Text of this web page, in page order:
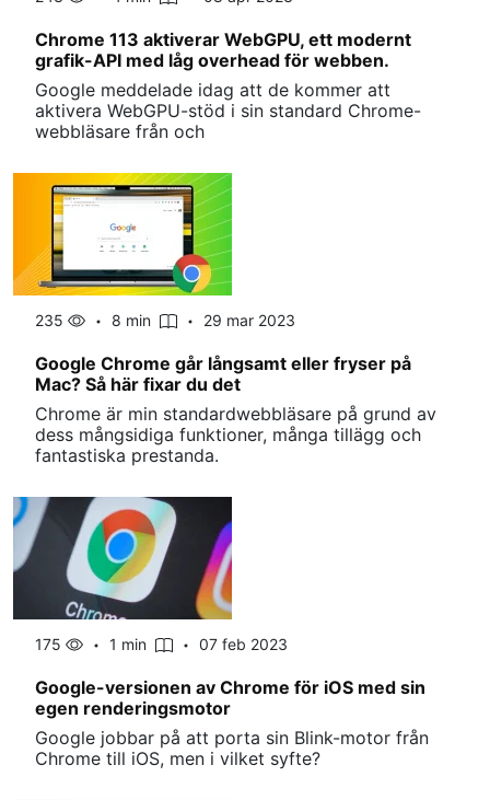
Chrome 113 aktiverar WebGPU, ett modernt
grafik-API med låg overhead för webben.
Google meddelade idag att de kommer att
aktivera WebGPU-stöd i sin standard Chrome-
webbläsare från och
235 8 min 29 mar 2023
Google Chrome går långsamt eller fryser på
Mac? Så här fixar du det
Chrome är min standardwebbläsare på grund av
dess mångsidiga funktioner, många tillägg och
fantastiska prestanda.
175 1 min 07 feb 2023
Google-versionen av Chrome för iOS med sin
egen renderingsmotor
Google jobbar på att porta sin Blink-motor från
Chrome till iOS, men i vilket syfte?